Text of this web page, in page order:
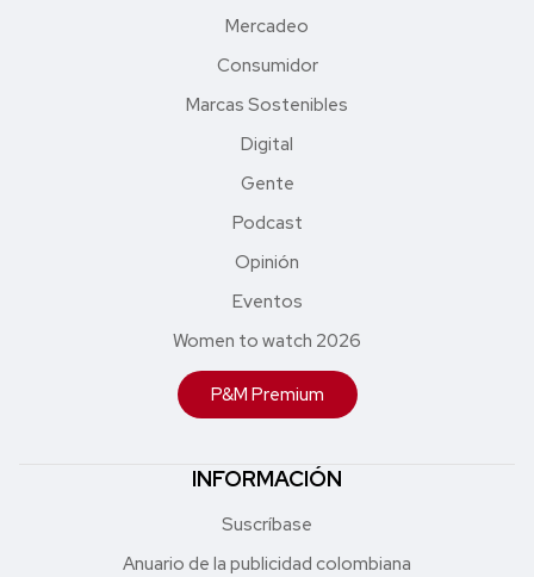
Mercadeo
Consumidor
Marcas Sostenibles
Digital
Gente
Podcast
Opinión
Eventos
Women to watch 2026
P&M Premium
INFORMACIÓN
Suscríbase
Anuario de la publicidad colombiana